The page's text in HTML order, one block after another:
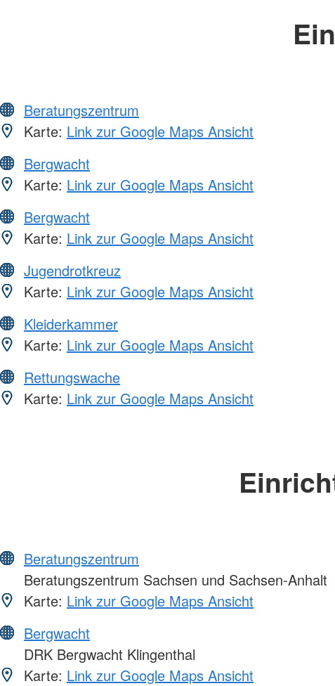
Beratungszentrum
Karte: Link zur Google Maps Ansicht
Bergwacht
Karte: Link zur Google Maps Ansicht
Bergwacht
Karte: Link zur Google Maps Ansicht
Jugendrotkreuz
Karte: Link zur Google Maps Ansicht
Kleiderkammer
Karte: Link zur Google Maps Ansicht
Rettungswache
Karte: Link zur Google Maps Ansicht
Beratungszentrum
Beratungszentrum Sachsen und Sachsen-Anhalt
Karte: Link zur Google Maps Ansicht
Bergwacht
DRK Bergwacht Klingenthal
Karte: Link zur Google Maps Ansicht